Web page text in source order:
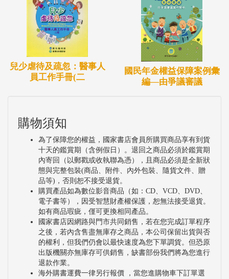
兒少虐待及疏忽：醫事人
員工作手冊(二
國民年金權益保障案例彙
編—由爭議審議
購物須知
為了保障您的權益，國家書店會員所購買商品享有到貨
十天的鑑賞期（含例假日）。退回之商品必須於鑑賞期
內寄回（以郵戳或收執聯為憑），且商品必須是全新狀
態與完整包裝(商品、附件、內外包裝、隨貨文件、贈
品等)，否則恕不接受退貨。
購買產品如為數位影音商品（如：CD、VCD、DVD、
電子書等），因受智慧財產權保護，恕無法接受退貨。
如有商品瑕疵，僅可更換相同產品。
國家書店因網路與門市共同銷售，若在您完成訂單程序
之後，若內含售盡無庫存之商品，本公司保留出貨與否
的權利，但我們仍會以最快速度為您下單調貨。但恐原
出版機關亦無庫存可供銷售，缺書部份我們將為您進行
退款作業。
海外購書運費一律另行報價 ，當您進購物車下訂單選